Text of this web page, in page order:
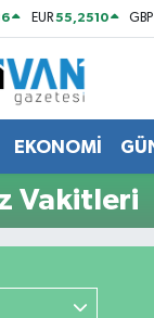
EUR55,2510 GBP
EKONOMİ
Vakitleri